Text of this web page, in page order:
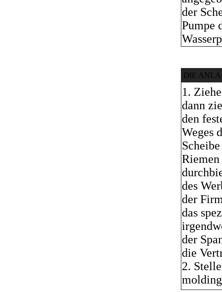
der
Pumpe
DIE
1.
dann
den
Weges
des
der
das
der
die
2.